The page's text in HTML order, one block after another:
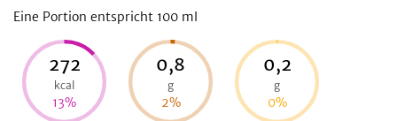
Eine Portion entspricht 100 ml
272
kcal
13%
0,8
g
2%
0,2
g
0%